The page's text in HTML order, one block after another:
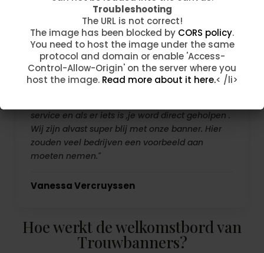
Fam Taelman
service en als er iets is ,je word direct geholpen .
Wij zijn alvast super blij met onze banner. Hier
zouden veel bedrijven een voorbeeld aan
moeten nemen."
Vanessa Vercruyssen
Hoe werkt de welkomstbord van
Trouwbanners?
The URL is not correct!
The image has been blocked byCORS policy
You need to host the image under the same
protocol and domain or enable 'Access-
Control-Allow-Origin' on the server where you
host the image.Read more about it here.< /li>
Troubleshooting
The URL is not correct!
The image has been blocked by CORS policy.
You need to host the image under the same
protocol and domain or enable 'Access-
Control-Allow-Origin' on the server where you
host the image. Read more about it here.< /li>